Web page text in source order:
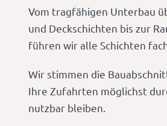
Vom tragfähigen Unterbau
und Deckschichten bis zur
führen wir alle Schichten
Wir stimmen die
Ihre Zufahrten möglichst
nutzbar bleiben.